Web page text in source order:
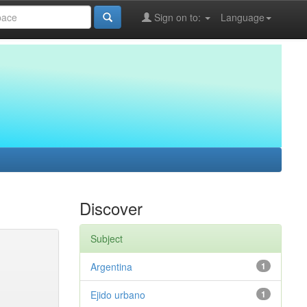
Language
Sign on to:
Discover
Subject
1
Argentina
1
Ejido urbano